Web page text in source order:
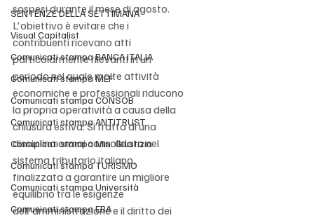
SENTENZE DELLA SETTIMANA
Visual Capitalist
Comunicati stampa BANCA ITALIA
Comunicati stampa MEF
Comunicati stampa CONSOB
Comunicati stampa ANTITRUST
Comunicati stampa Min. Giustizia
Comunicati stampa TURISMO
Comunicati stampa Università
Comunicati stampa EBA
sospesi durante il mese di agosto.
L'obiettivo è evitare che i
contribuenti ricevano atti
particolarmente rilevanti in un
periodo nel quale molte attività
economiche e professionali riducono
la propria operatività a causa della
chiusura estiva. Si tratta di una
disciplina ormai consolidata nel
sistema tributario italiano,
finalizzata a garantire un migliore
equilibrio tra le esigenze
dell'amministrazione e il diritto dei